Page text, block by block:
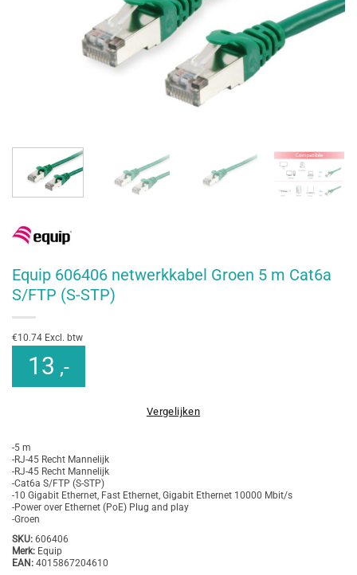
Equip 606406 netwerkkabel Groen 5 m Cat6a
S/FTP (S-STP)
€10.74 Excl. btw
13 ,-
Vergelijken
-5 m
-RJ-45 Recht Mannelijk
-RJ-45 Recht Mannelijk
-Cat6a S/FTP (S-STP)
-10 Gigabit Ethernet, Fast Ethernet, Gigabit Ethernet 10000 Mbit/s
-Power over Ethernet (PoE) Plug and play
-Groen
SKU: 606406
Merk: Equip
EAN: 4015867204610